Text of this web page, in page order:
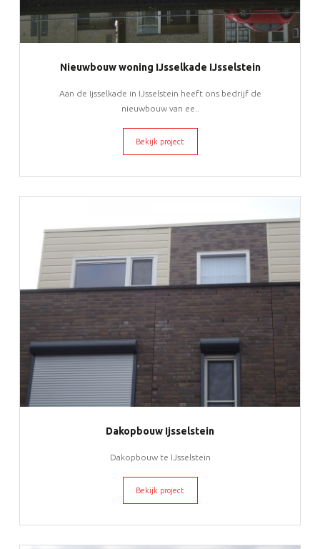
Nieuwbouw woning IJsselkade IJsselstein
Aan de Ijsselkade in IJsselstein heeft ons bedrijf de
nieuwbouw van ee..
Bekijk project
Dakopbouw Ijsselstein
Dakopbouw te IJsselstein
Bekijk project